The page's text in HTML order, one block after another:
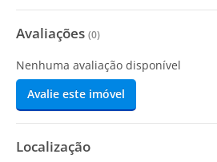
Avaliações (0)
Nenhuma avaliação disponível
Avalie este imóvel
Localização